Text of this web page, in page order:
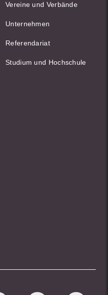
Vereine und Verbände
Unternehmen
Referendariat
Studium und Hochschule